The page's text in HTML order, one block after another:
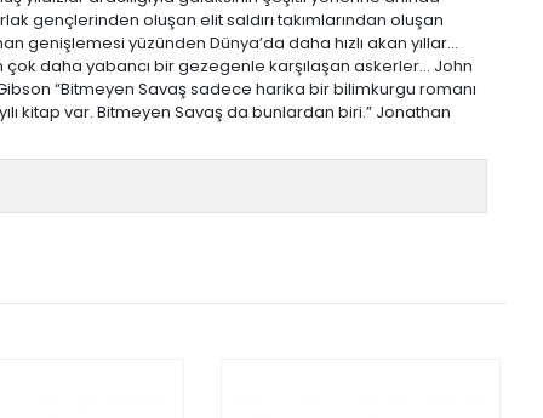
gençlerinden oluşan elit saldırı takımlarından oluşan
genişlemesi yüzünden Dünya’da daha hızlı akan yıllar...
daha yabancı bir gezegenle karşılaşan askerler... John
“Bitmeyen Savaş sadece harika bir bilimkurgu romanı
kitap var. Bitmeyen Savaş da bunlardan biri.” Jonathan